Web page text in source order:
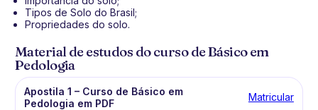
Tipos de Solo do Brasil;
Propriedades do solo.
Material de estudos do curso de Básico em
Pedologia
Apostila 1 – Curso de Básico em
Pedologia em PDF
Matricular